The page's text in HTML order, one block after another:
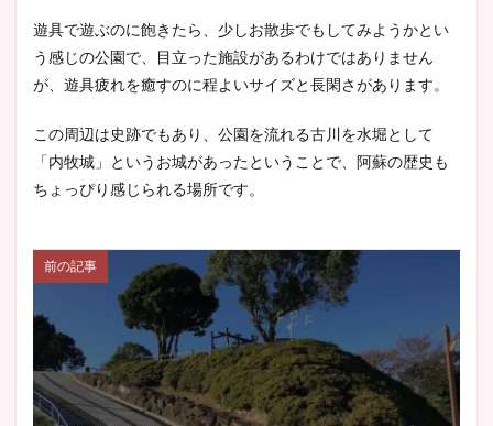
遊具で遊ぶのに飽きたら、少しお散歩でもしてみようかとい
う感じの公園で、目立った施設があるわけではありません
が、遊具疲れを癒すのに程よいサイズと長閑さがあります。
この周辺は史跡でもあり、公園を流れる古川を水堀として
「内牧城」というお城があったということで、阿蘇の歴史も
ちょっぴり感じられる場所です。
前の記事